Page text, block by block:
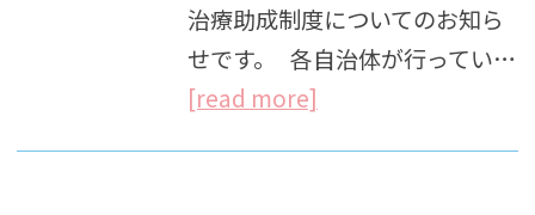
治療助成制度についてのお知ら
せです。 各自治体が行ってい…
[read more]